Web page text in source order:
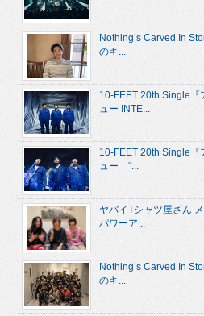
Nothing’s Carved In
のキ...
10-FEET 20th Single『
ュー INTE...
10-FEET 20th Single『
ュー “...
ヤバイTシャツ屋さん
パワーア...
Nothing’s Carved In
のキ...